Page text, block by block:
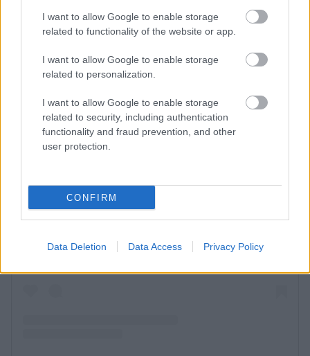
I want to allow Google to enable storage
related to functionality of the website or app.
I want to allow Google to enable storage
related to personalization.
I want to allow Google to enable storage
related to security, including authentication
functionality and fraud prevention, and other
user protection.
CONFIRM
Data Deletion Data Access Privacy Policy